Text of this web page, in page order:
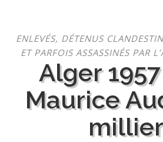
contenu
ENLEVÉS, DÉTENUS
ET PARFOIS ASSASSINÉS PAR
Alger
Maurice